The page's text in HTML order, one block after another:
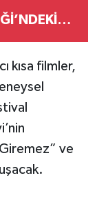
kısa filmler,
ve